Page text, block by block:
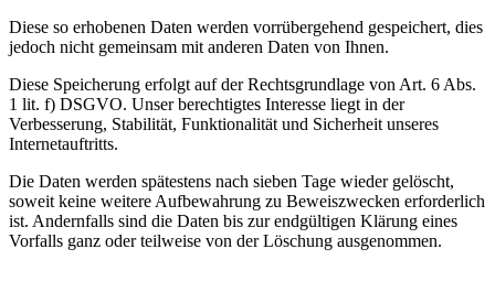
Diese so erhobenen Daten werden vorrübergehend gespeichert, dies
jedoch nicht gemeinsam mit anderen Daten von Ihnen.
Diese Speicherung erfolgt auf der Rechtsgrundlage von Art. 6 Abs.
1 lit. f) DSGVO. Unser berechtigtes Interesse liegt in der
Verbesserung, Stabilität, Funktionalität und Sicherheit unseres
Internetauftritts.
Die Daten werden spätestens nach sieben Tage wieder gelöscht,
soweit keine weitere Aufbewahrung zu Beweiszwecken erforderlich
ist. Andernfalls sind die Daten bis zur endgültigen Klärung eines
Vorfalls ganz oder teilweise von der Löschung ausgenommen.